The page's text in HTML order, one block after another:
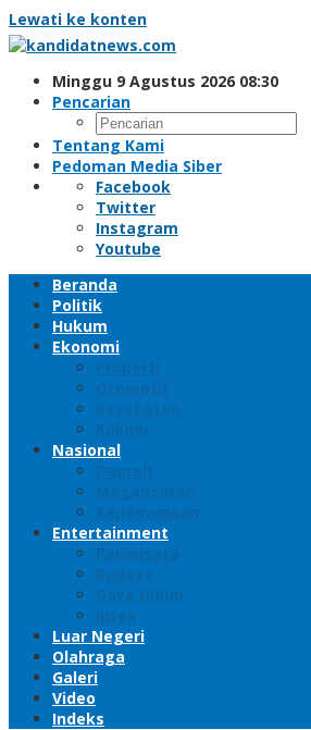
Lewati ke konten
Minggu 9 Agustus 2026 08:30
Pencarian
Tentang Kami
Pedoman Media Siber
Facebook
Twitter
Instagram
Youtube
Beranda
Politik
Hukum
Ekonomi
Properti
Otomotif
Kesehatan
Kuliner
Nasional
Daerah
Megapolitan
Kepemudaan
Entertainment
Pariwisata
Budaya
Gaya Hidup
Iptek
Luar Negeri
Olahraga
Galeri
Video
Indeks